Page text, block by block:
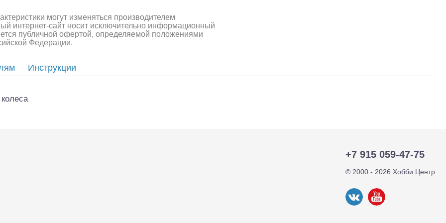
Багги/трагги
могут изменяться производителем
интернет-сайт носит исключительно информационный
публичной офертой, определяемой положениями
Федерации.
Инструкции
+7 915 059-47-75
© 2000 - 2026 Хобби Центр